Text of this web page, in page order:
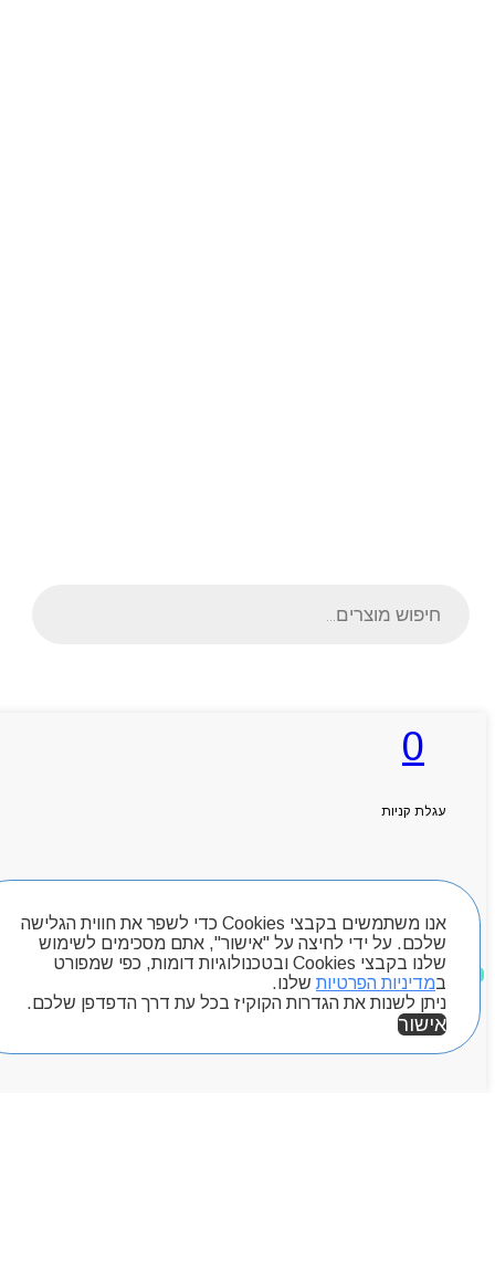
אנו משתמשים בקבצי Cookies כדי לשפר את חווית הגלישה
שלכם. על ידי לחיצה על "אישור", אתם מסכימים לשימוש
שלנו בקבצי Cookies ובטכנולוגיות דומות, כפי שמפורט
במדיניות הפרטיות שלנו.
ניתן לשנות את הגדרות הקוקיז בכל עת דרך הדפדפן שלכם.
אישור
0
עגלת קניות
חיפוש מוצרים
מוצרים שאהבתי
search
ראשי
אודותניו
קטלוג מוצרים
יצירת קשר